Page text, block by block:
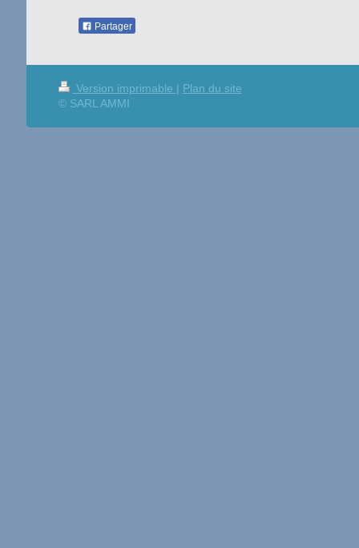
Partager
Version imprimable | Plan du site
© SARL AMMI